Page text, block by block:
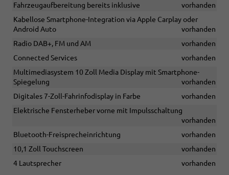
Fahrzeugaufbereitung bereits inklusive
vorhanden
Kabellose Smartphone-Integration via Apple Carplay oder
Android Auto
vorhanden
Radio DAB+, FM und AM
vorhanden
Connected Services
vorhanden
Multimediasystem 10 Zoll Media Display mit Smartphone-
Spiegelung
vorhanden
Digitales 7-Zoll-Fahrinfodisplay in Farbe
vorhanden
Elektrische Fensterheber vorne mit Impulsschaltung
vorhanden
Bluetooth-Freisprecheinrichtung
vorhanden
10,1 Zoll Touchscreen
vorhanden
4 Lautsprecher
vorhanden